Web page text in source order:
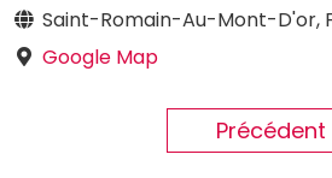
Saint-Romain-Au-Mont-D'or,
Google Map
Précédent